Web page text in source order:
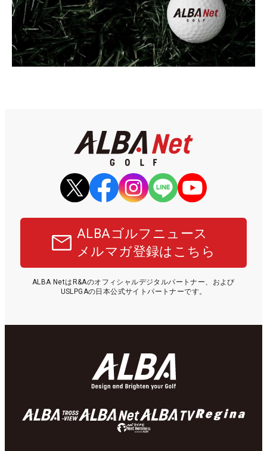
ALBAゴルフニュース
メルマガ登録はこちら
ALBA NetはR&Aのオフィシャルデジタルパートナー、および
USLPGAの日本公式サイトパートナーです。